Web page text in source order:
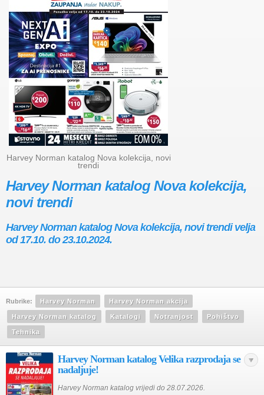
Harvey Norman katalog Nova kolekcija, novi
trendi
Harvey Norman katalog Nova kolekcija,
novi trendi
Harvey Norman katalog Nova kolekcija, novi trendi velja
od 17.10. do 23.10.2024.
Rubrike: Harvey Norman Harvey Norman akcija
Harvey Norman katalog Katalogi Notranjost Pohištvo
Tehnika
Harvey Norman katalog Velika razprodaja se
nadaljuje!
Harvey Norman katalog vrijedi do 28.07.2026.